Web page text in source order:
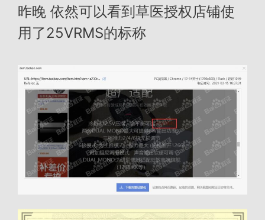
昨晚 依然可以看到草医授权店铺使
用了25VRMS的标称